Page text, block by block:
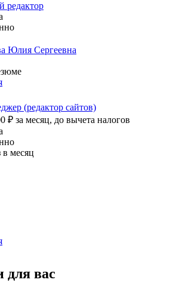
редактор
Юлия Сергеевна
(редактор сайтов)
₽ за месяц, до вычета налогов
месяц
для вас